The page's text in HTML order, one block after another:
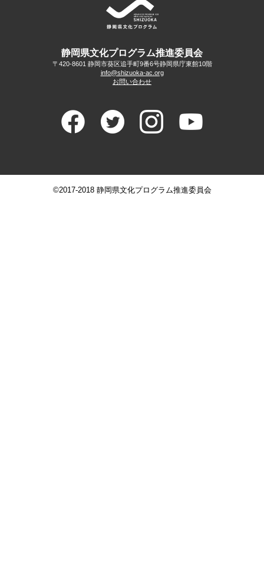
静岡県文化プログラム推進委員会
〒420-8601 静岡市葵区追手町9番6号静岡県庁東館10階
info@shizuoka-ac.org
お問い合わせ
©2017-2018 静岡県文化プログラム推進委員会